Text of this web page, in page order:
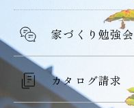
家づくり勉強会
カタログ請求